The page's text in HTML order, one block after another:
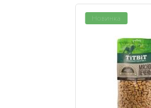
Новинка